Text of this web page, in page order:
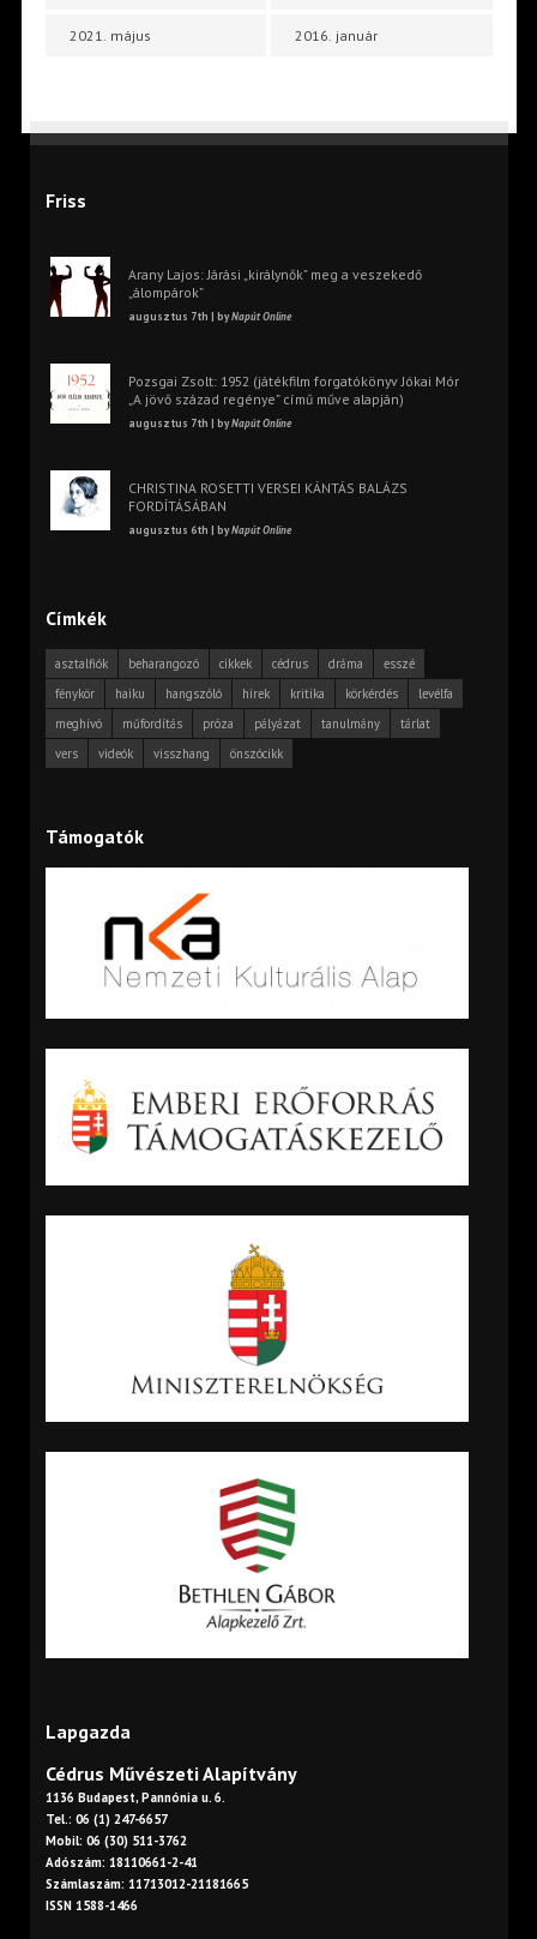
2021. május 2016. január
Friss
Arany Lajos: Járási „királynők” meg a veszekedő
„álompárok”
augusztus 7th | byNapút Online
Pozsgai Zsolt: 1952 (játékfilm forgatókönyv Jókai Mór
„A jövő század regénye” című műve alapján)
augusztus 7th | byNapút Online
CHRISTINA ROSETTI VERSEI KÁNTÁS BALÁZS
FORDÍTÁSÁBAN
augusztus 6th | byNapút Online
Címkék
asztalfiók beharangozó cikkek cédrus dráma
esszé
fénykör
haiku hangszóló hírek kritika körkérdés
levélfa
meghívó
műfordítás próza pályázat tanulmány
tárlat
vers
videók visszhang önszócikk
Támogatók
Lapgazda
Cédrus Művészeti Alapítvány
1136 Budapest, Pannónia u. 6.
Tel.: 06 (1) 247-6657
Mobil: 06 (30) 511-3762
Adószám: 18110661-2-41
Számlaszám: 11713012-21181665
ISSN 1588-1466